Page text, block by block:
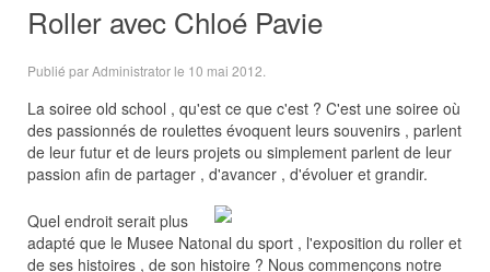
Roller avec Chloé Pavie
Publié par Administrator le 10 mai 2012
La soiree old school , qu'est ce que c'est ? C'est une soiree où
des passionnés de roulettes évoquent leurs souvenirs , parlent
de leur futur et de leurs projets ou simplement parlent de leur
passion afin de partager , d'avancer , d'évoluer et grandir.
Quel endroit serait plus
adapté que le Musee Natonal du sport , l'exposition du roller et
de ses histoires , de son histoire ? Nous commençons notre